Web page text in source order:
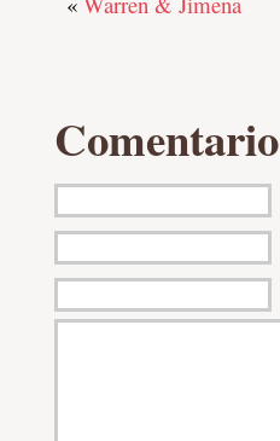
Comentario